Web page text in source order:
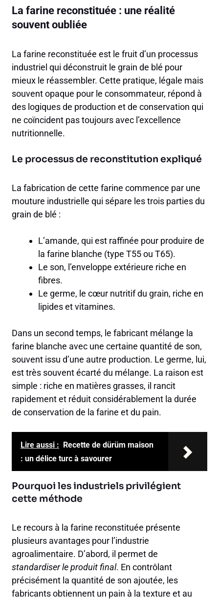
La farine reconstituée : une réalité
souvent oubliée
La farine reconstituée est le fruit d’un processus
industriel qui déconstruit le grain de blé pour
mieux le réassembler. Cette pratique, légale mais
souvent opaque pour le consommateur, répond à
des logiques de production et de conservation qui
ne coïncident pas toujours avec l’excellence
nutritionnelle.
Le processus de reconstitution expliqué
La fabrication de cette farine commence par une
mouture industrielle qui sépare les trois parties du
grain de blé :
L’amande, qui est raffinée pour produire de
la farine blanche (type T55 ou T65).
Le son, l’enveloppe extérieure riche en
fibres.
Le germe, le cœur nutritif du grain, riche en
lipides et vitamines.
Dans un second temps, le fabricant mélange la
farine blanche avec une certaine quantité de son,
souvent issu d’une autre production. Le germe, lui,
est très souvent écarté du mélange. La raison est
simple : riche en matières grasses, il rancit
rapidement et réduit considérablement la durée
de conservation de la farine et du pain.
Lire aussi :
Recette de dürüm maison
: un délice turc à savourer
Pourquoi les industriels privilégient
cette méthode
Le recours à la farine reconstituée présente
plusieurs avantages pour l’industrie
agroalimentaire. D’abord, il permet de
standardiser le produit final. En contrôlant
précisément la quantité de son ajoutée, les
fabricants obtiennent un pain à la texture et au